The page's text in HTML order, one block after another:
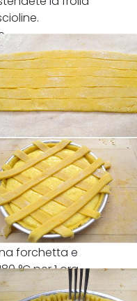
forchetta e
°C per 1 ora.